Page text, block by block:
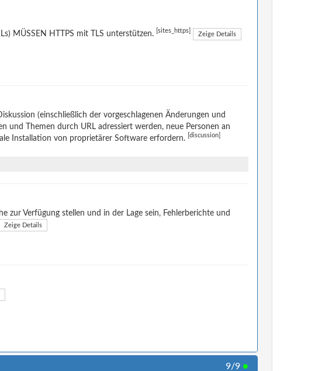
MÜSSEN HTTPS mit TLS unterstützen. [sites_https] Zeige Details
(einschließlich der vorgeschlagenen Änderungen und
und Themen durch URL adressiert werden, neue Personen an
Installation von proprietärer Software erfordern.
[discussion]
zur Verfügung stellen und in der Lage sein, Fehlerberichte und
Zeige Details
9/9 ●